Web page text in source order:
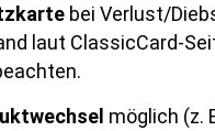
bei Verlust/
laut ClassicCard-
möglich (z.